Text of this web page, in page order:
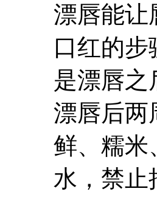
漂唇能让
口红的
是漂唇之
漂唇后两
鲜、糯米
水，禁止